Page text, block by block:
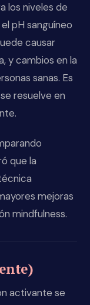
los niveles de
pH sanguíneo
causar
y cambios en la
sanas. Es
resuelve en
que la
mejoras
mindfulness.
activante se